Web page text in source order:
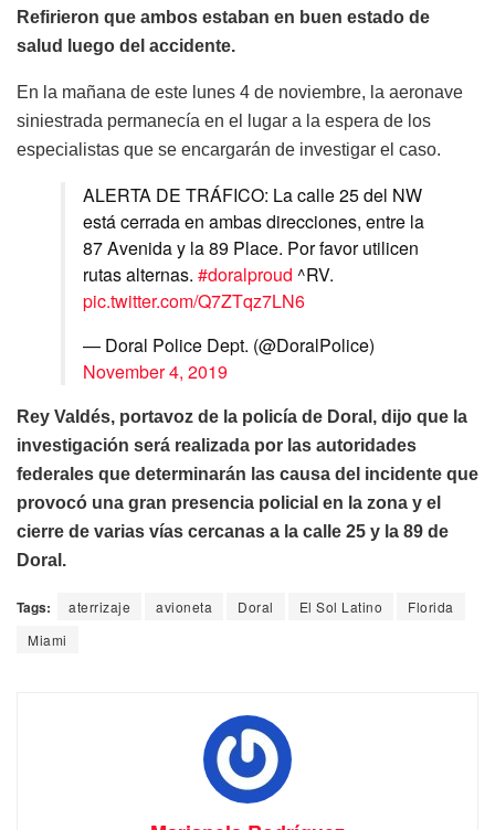
Refirieron que ambos estaban en buen estado de
salud luego del accidente.
En la mañana de este lunes 4 de noviembre, la aeronave
siniestrada permanecía en el lugar a la espera de los
especialistas que se encargarán de investigar el caso.
ALERTA DE TRÁFICO: La calle 25 del NW
está cerrada en ambas direcciones, entre la
87 Avenida y la 89 Place. Por favor utilicen
rutas alternas. #doralproud ^RV.
pic.twitter.com/Q7ZTqz7LN6
— Doral Police Dept. (@DoralPolice)
November 4, 2019
Rey Valdés, portavoz de la policía de Doral, dijo que la
investigación será realizada por las autoridades
federales que determinarán las causa del incidente que
provocó una gran presencia policial en la zona y el
cierre de varias vías cercanas a la calle 25 y la 89 de
Doral.
Tags: aterrizaje avioneta Doral El Sol Latino
Florida
Miami